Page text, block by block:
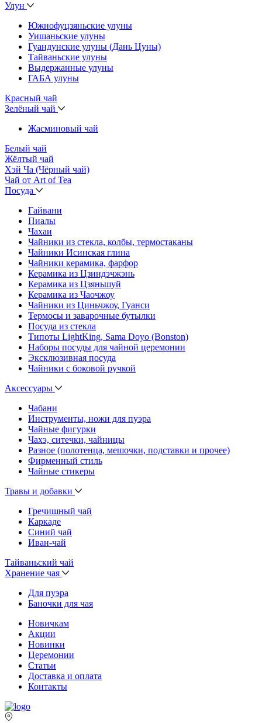
Улун
Южнофуцзяньские улуны
Уишаньские улуны
Гуандунские улуны (Дань Цуны)
Тайваньские улуны
Выдержанные улуны
ГАБА улуны
Красный чай
Зелёный чай
Жасминовый чай
Белый чай
Жёлтый чай
Хэй Ча (Чёрный чай)
Чай от Art of Tea
Посуда
Гайвани
Пиалы
Чахаи
Чайники из стекла, колбы, термостаканы
Чайники Исинская глина
Чайники керамика, фарфор
Керамика из Цзиндэчжэнь
Керамика из Цзяньшуй
Керамика из Чаочжоу
Чайники из Циньчжоу, Гуанси
Термосы и заварочные бутылки
Посуда из стекла
Типоты LightKing, Sama Doyo (Bonston)
Наборы посуды для чайной церемонии
Эксклюзивная посуда
Чайники с боковой ручкой
Аксессуары
Чабани
Инструменты, ножи для пуэра
Чайные фигурки
Чахэ, ситечки, чайницы
Разное (полотенца, мешочки, подставки и прочее)
Фирменный стиль
Чайные стикеры
Травы и добавки
Гречишный чай
Каркаде
Синий чай
Иван-чай
Тайваньский чай
Хранение чая
Для пуэра
Баночки для чая
Новичкам
Акции
Новинки
Церемонии
Статьи
Доставка и оплата
Контакты